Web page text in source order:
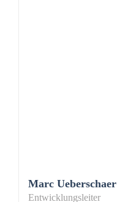
Marc Ueberschaer
Entwicklungsleiter